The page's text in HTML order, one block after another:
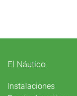
El Náutico
Instalaciones